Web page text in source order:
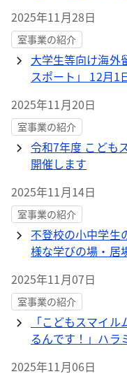
2025年11月28日
室事業の紹介
大学生等向け海外
スポート」 12月1
2025年11月20日
室事業の紹介
令和7年度 こども
開催します
2025年11月14日
室事業の紹介
不登校の小中学生
様な学びの場・居
2025年11月07日
室事業の紹介
「こどもスマイ
るんです！」ハラ
2025年11月06日